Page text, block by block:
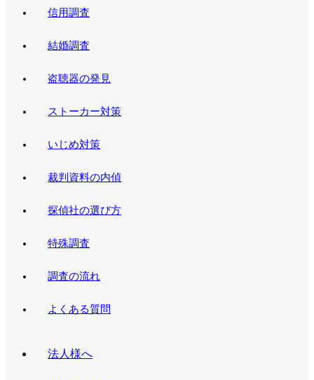
信用調査
結婚調査
盗聴器の発見
ストーカー対策
いじめ対策
裁判資料の内偵
探偵社の選び方
特殊調査
調査の流れ
よくある質問
法人様へ